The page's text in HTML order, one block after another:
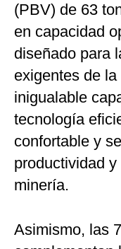
(PBV) de 63
en capacidad
diseñado para
exigentes de
inigualable
tecnología
confortable y
productividad
minería.
Asimismo, las